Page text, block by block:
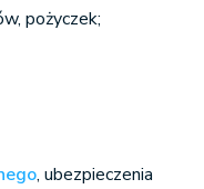
pożyczek;
, ubezpieczenia